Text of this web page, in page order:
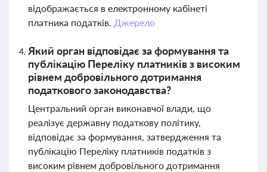
відображається в електронному кабінеті
платника податків. Джерело
Який орган відповідає за формування та
публікацію Переліку платників з високим
рівнем добровільного дотримання
податкового законодавства?
Центральний орган виконавчої влади, що
реалізує державну податкову політику,
відповідає за формування, затвердження та
публікацію Переліку платників податків з
високим рівнем добровільного дотримання